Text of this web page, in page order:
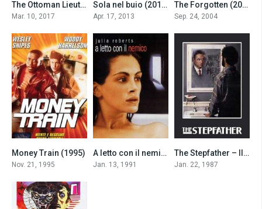
6.7The Ottoman Lieutenant (2017)
Mar. 10, 2017
5.6Sola nel buio (2013)
Apr. 17, 2013
5.8The Forgotten (2004)
Sep. 24, 2004
5.6
Money Train (1995)
Nov. 21, 1995
6.2A letto con il nemico (1991)
Jan. 13, 1991
6.8The Stepfather – Il patrigno (1987)
Jan. 22, 1987